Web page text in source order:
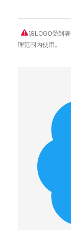
该LOGO受到
理范围内使用。